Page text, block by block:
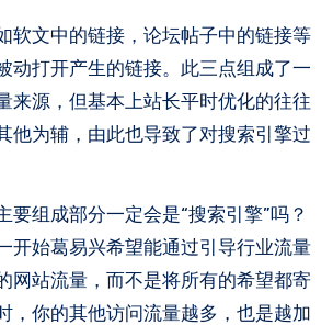
软文中的链接，论坛帖子中的链接等
动打开产生的链接。此三点组成了一
来源，但基本上站长平时优化的往往
他为辅，由此也导致了对搜索引擎过
要组成部分一定会是“搜索引擎”吗？
开始葛易兴希望能通过引导行业流量
网站流量，而不是将所有的希望都寄
，你的其他访问流量越多，也是越加